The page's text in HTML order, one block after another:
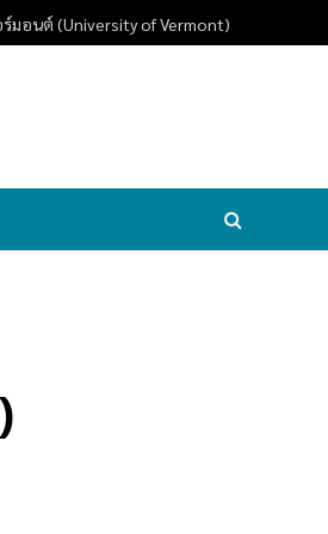
มอนต์ (University of Vermont)